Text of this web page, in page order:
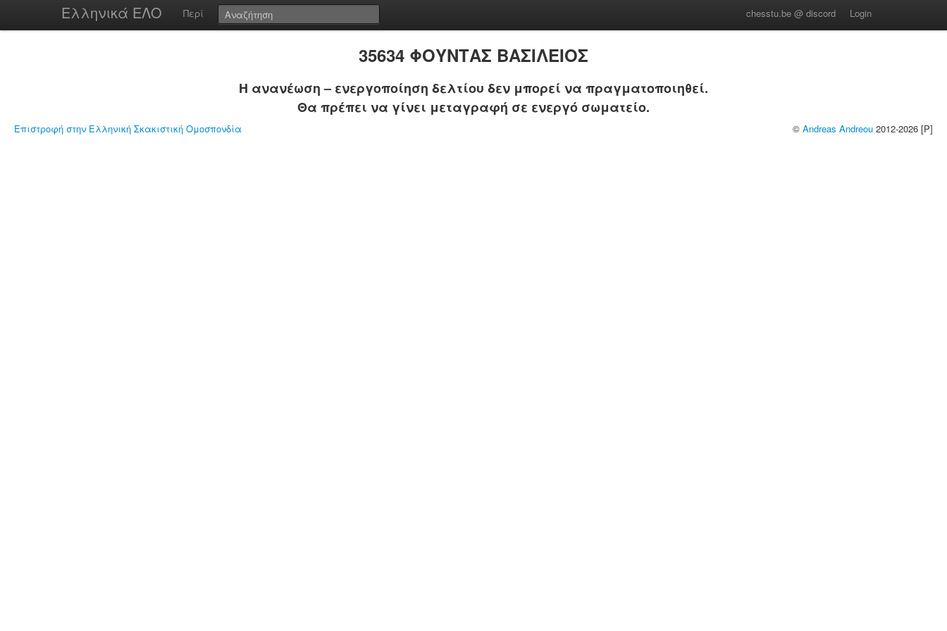
Ελληνικά ΕΛΟ Περί chesstu.be @ discord Login
35634 ΦΟΥΝΤΑΣ ΒΑΣΙΛΕΙΟΣ
Η ανανέωση – ενεργοποίηση δελτίου δεν μπορεί να πραγματοποιηθεί.
Θα πρέπει να γίνει μεταγραφή σε ενεργό σωματείο.
Επιστροφή στην Ελληνική Σκακιστική Ομοσπονδία © Andreas Andreou 2012-2026 [P]